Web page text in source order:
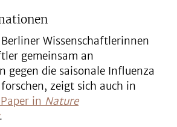
Wissenschaftlerinnen
gemeinsam an
gegen die saisonale Influenza
zeigt sich auch in
in Nature
.